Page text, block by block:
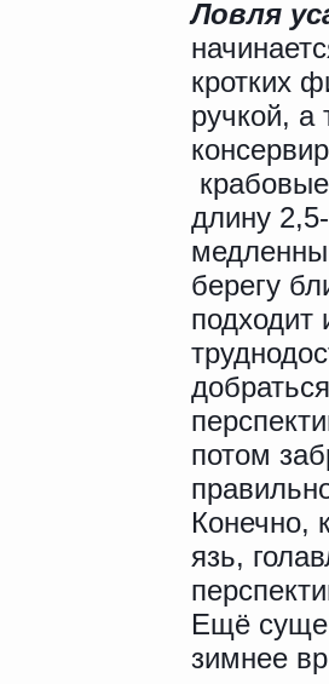
Ловля
кротких
ручкой,
длину
берегу
подходит
потом
Конечно,
язь,
Ещё
зимнее